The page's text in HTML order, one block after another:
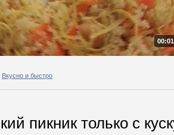
Вкусно и быстро
пикник только с